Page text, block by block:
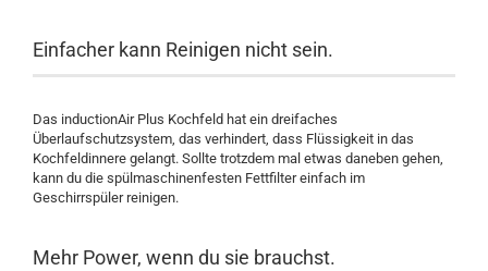
Einfacher kann Reinigen nicht sein.
Das inductionAir Plus Kochfeld hat ein dreifaches
Überlaufschutzsystem, das verhindert, dass Flüssigkeit in das
Kochfeldinnere gelangt. Sollte trotzdem mal etwas daneben gehen,
kann du die spülmaschinenfesten Fettfilter einfach im
Geschirrspüler reinigen.
Mehr Power, wenn du sie brauchst.